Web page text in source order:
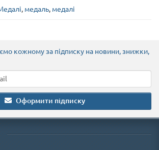
, медаль, медалі
кожному за підписку на новини, знижки,
Оформити підписку